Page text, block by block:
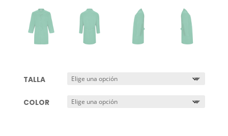
TALLA
COLOR